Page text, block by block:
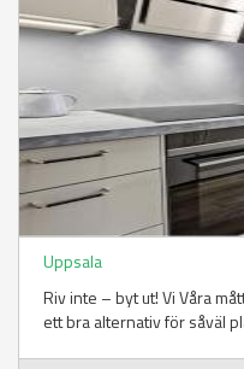
Uppsala
Riv inte – byt ut! Vi Våra
ett bra alternativ för såväl